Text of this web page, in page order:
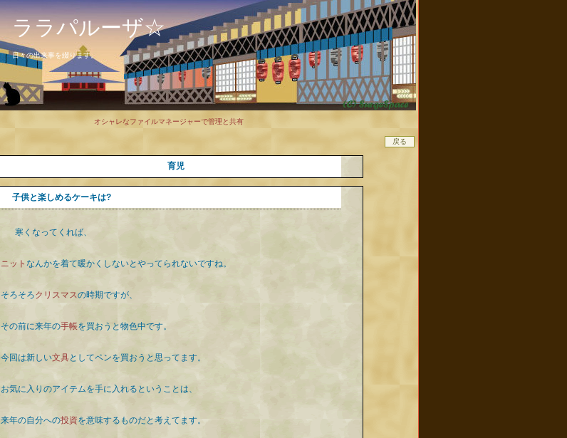
ララパルーザ☆
日々の出来事を綴ります。
オシャレなファイルマネージャーで管理と共有
育児
子供と楽しめるケーキは?
寒くなってくれば、
ニット なんかを着て暖かくしないとやってられないですね。
そろそろクリスマスの時期ですが、
その前に来年の手帳を買おうと物色中です。
今回は新しい文具としてペンを買おうと思ってます。
お気に入りのアイテムを手に入れるということは、
来年の自分への投資を意味するものだと考えてます。